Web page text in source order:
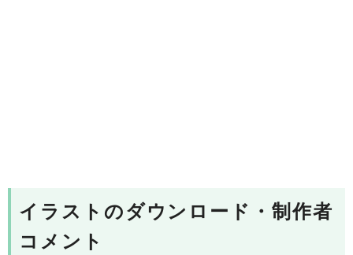
イラストのダウンロード・制作者
コメント